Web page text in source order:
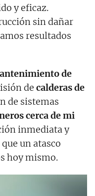
y eficaz.
sin dañar
resultados
de
de calderas de
de sistemas
cerca de mi
inmediata y
un atasco
hoy mismo.